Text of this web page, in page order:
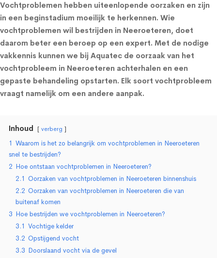
Vochtproblemen hebben uiteenlopende oorzaken en zijn
in een beginstadium moeilijk te herkennen. Wie
vochtproblemen wil bestrijden in Neeroeteren, doet
daarom beter een beroep op een expert. Met de nodige
vakkennis kunnen we bij Aquatec de oorzaak van het
vochtprobleem in Neeroeteren achterhalen en een
gepaste behandeling opstarten. Elk soort vochtprobleem
vraagt namelijk om een andere aanpak.
Inhoud verberg
1 Waarom is het zo belangrijk om vochtproblemen in Neeroeteren
snel te bestrijden?
2 Hoe ontstaan vochtproblemen in Neeroeteren?
2.1 Oorzaken van vochtproblemen in Neeroeteren binnenshuis
2.2 Oorzaken van vochtproblemen in Neeroeteren die van
buitenaf komen
3 Hoe bestrijden we vochtproblemen in Neeroeteren?
3.1 Vochtige kelder
3.2 Opstijgend vocht
3.3 Doorslaand vocht via de gevel